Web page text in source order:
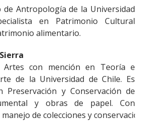
de Antropología de la Universidad
en Patrimonio Cultural
alimentario.
Artes con mención en Teoría e
de la Universidad de Chile. Es
Preservación y Conservación de
y obras de papel. Con
de colecciones y